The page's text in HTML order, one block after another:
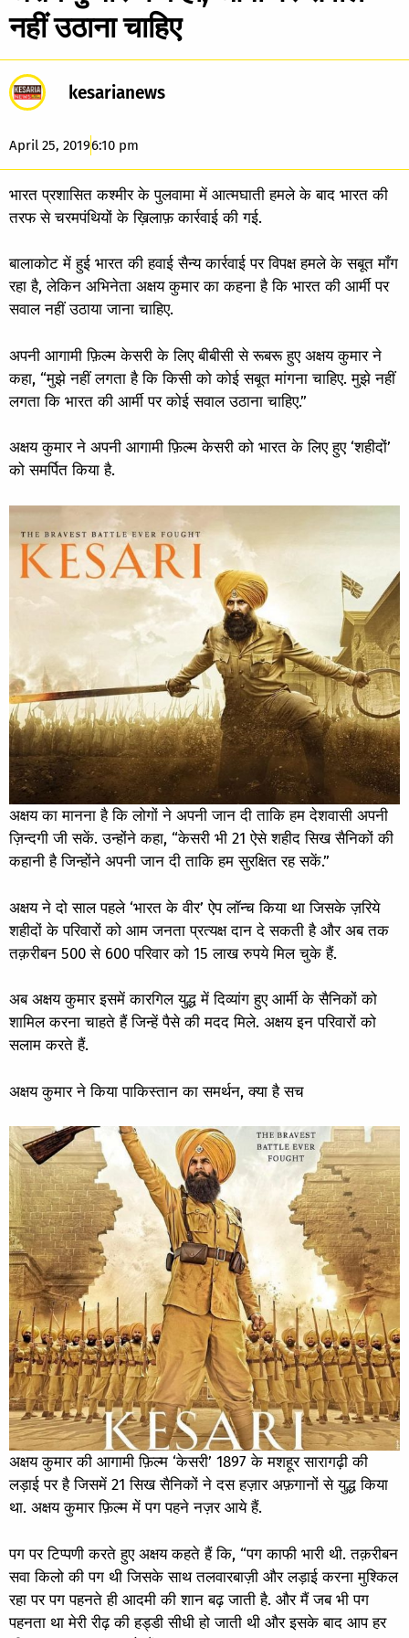
नहीं उठाना चाहिए
kesarianews
April 25, 20196:10 pm
भारत प्रशासित कश्मीर के पुलवामा में आत्मघाती हमले के बाद भारत की
तरफ से चरमपंथियों के ख़िलाफ़ कार्रवाई की गई.
बालाकोट में हुई भारत की हवाई सैन्य कार्रवाई पर विपक्ष हमले के सबूत माँग
रहा है, लेकिन अभिनेता अक्षय कुमार का कहना है कि भारत की आर्मी पर
सवाल नहीं उठाया जाना चाहिए.
अपनी आगामी फ़िल्म केसरी के लिए बीबीसी से रूबरू हुए अक्षय कुमार ने
कहा, “मुझे नहीं लगता है कि किसी को कोई सबूत मांगना चाहिए. मुझे नहीं
लगता कि भारत की आर्मी पर कोई सवाल उठाना चाहिए.”
अक्षय कुमार ने अपनी आगामी फ़िल्म केसरी को भारत के लिए हुए ‘शहीदों’
को समर्पित किया है.
अक्षय का मानना है कि लोगों ने अपनी जान दी ताकि हम देशवासी अपनी
ज़िन्दगी जी सकें. उन्होंने कहा, “केसरी भी 21 ऐसे शहीद सिख सैनिकों की
कहानी है जिन्होंने अपनी जान दी ताकि हम सुरक्षित रह सकें.”
अक्षय ने दो साल पहले ‘भारत के वीर’ ऐप लॉन्च किया था जिसके ज़रिये
शहीदों के परिवारों को आम जनता प्रत्यक्ष दान दे सकती है और अब तक
तक़रीबन 500 से 600 परिवार को 15 लाख रुपये मिल चुके हैं.
अब अक्षय कुमार इसमें कारगिल युद्ध में दिव्यांग हुए आर्मी के सैनिकों को
शामिल करना चाहते हैं जिन्हें पैसे की मदद मिले. अक्षय इन परिवारों को
सलाम करते हैं.
अक्षय कुमार ने किया पाकिस्तान का समर्थन, क्या है सच
अक्षय कुमार की आगामी फ़िल्म ‘केसरी’ 1897 के मशहूर सारागढ़ी की
लड़ाई पर है जिसमें 21 सिख सैनिकों ने दस हज़ार अफ़गानों से युद्ध किया
था. अक्षय कुमार फ़िल्म में पग पहने नज़र आये हैं.
पग पर टिप्पणी करते हुए अक्षय कहते हैं कि, “पग काफी भारी थी. तक़रीबन
सवा किलो की पग थी जिसके साथ तलवारबाज़ी और लड़ाई करना मुश्किल
रहा पर पग पहनते ही आदमी की शान बढ़ जाती है. और मैं जब भी पग
पहनता था मेरी रीढ़ की हड्डी सीधी हो जाती थी और इसके बाद आप हर